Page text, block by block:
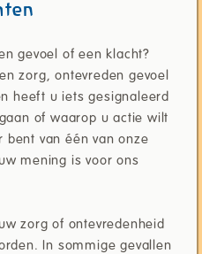
gevoel of een klacht?
zorg, ontevreden gevoel
heeft u iets gesignaleerd
of waarop u actie wilt
van één van onze
mening is voor ons
zorg of ontevredenheid
In sommige gevallen